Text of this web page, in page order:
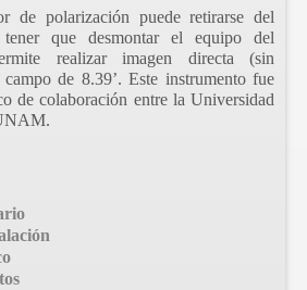
de polarización puede retirarse del
que desmontar el equipo del
realizar imagen directa (sin
de 8.39’. Este instrumento fue
de colaboración entre la Universidad